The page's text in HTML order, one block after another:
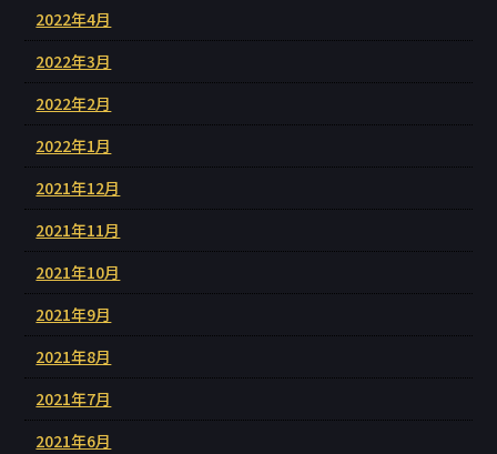
2022年4月
2022年3月
2022年2月
2022年1月
2021年12月
2021年11月
2021年10月
2021年9月
2021年8月
2021年7月
2021年6月